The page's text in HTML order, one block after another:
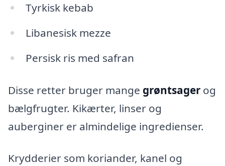
Tyrkisk kebab
Libanesisk mezze
Persisk ris med safran
Disse retter bruger mange grøntsager og
bælgfrugter. Kikærter, linser og
auberginer er almindelige ingredienser.
Krydderier som koriander, kanel og